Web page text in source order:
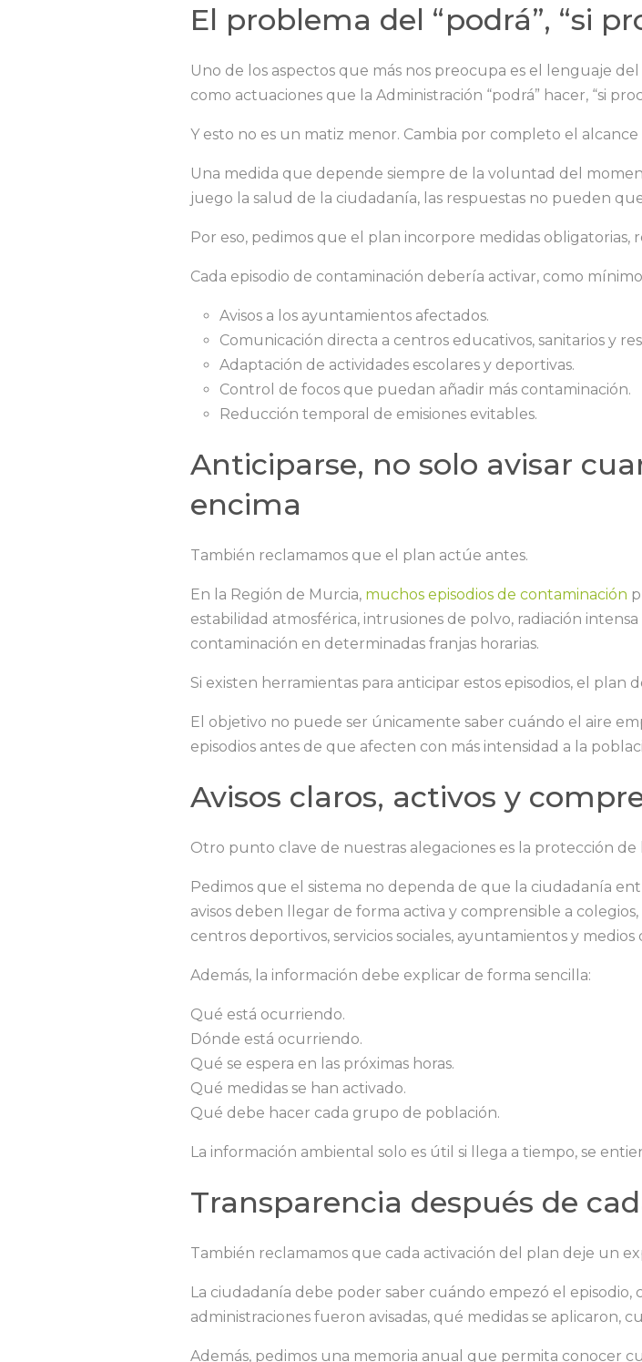
El problema del “podrá”, “si
Uno de los aspectos que más nos preocupa es el lenguaje
como actuaciones que la Administración “podrá” hacer, “si
Y esto no es un matiz menor. Cambia por completo el
Una medida que depende siempre de la voluntad del
juego la salud de la ciudadanía, las respuestas no pueden
Por eso, pedimos que el plan incorpore medidas obligatorias,
Cada episodio de contaminación debería activar, como
Avisos a los ayuntamientos afectados.
Comunicación directa a centros educativos, sanitarios y
Adaptación de actividades escolares y deportivas.
Control de focos que puedan añadir más contaminación.
Reducción temporal de emisiones evitables.
Anticiparse, no solo avisar
encima
También reclamamos que el plan actúe antes.
En la Región de Murcia, muchos episodios de contaminación
estabilidad atmosférica, intrusiones de polvo, radiación
contaminación en determinadas franjas horarias.
Si existen herramientas para anticipar estos episodios, el plan
El objetivo no puede ser únicamente saber cuándo el aire
episodios antes de que afecten con más intensidad a la
Avisos claros, activos y
Otro punto clave de nuestras alegaciones es la protección
Pedimos que el sistema no dependa de que la ciudadanía
avisos deben llegar de forma activa y comprensible a
centros deportivos, servicios sociales, ayuntamientos y
Además, la información debe explicar de forma sencilla:
Qué está ocurriendo.
Dónde está ocurriendo.
Qué se espera en las próximas horas.
Qué medidas se han activado.
Qué debe hacer cada grupo de población.
La información ambiental solo es útil si llega a tiempo, se
Transparencia después de
También reclamamos que cada activación del plan deje un
La ciudadanía debe poder saber cuándo empezó el
administraciones fueron avisadas, qué medidas se aplicaron,
Además, pedimos una memoria anual que permita conocer